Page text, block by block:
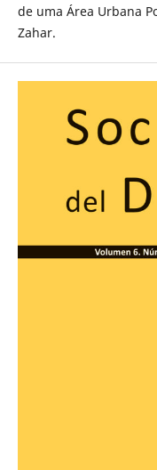
de uma Área Urbana
Zahar.